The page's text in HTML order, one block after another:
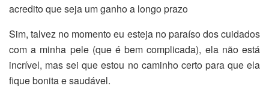
acredito que seja um ganho a longo prazo
Sim, talvez no momento eu esteja no paraíso dos cuidados
com a minha pele (que é bem complicada), ela não está
incrível, mas sei que estou no caminho certo para que ela
fique bonita e saudável.